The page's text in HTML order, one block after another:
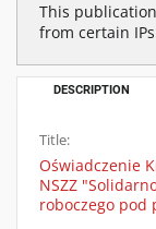
This
from certain
DESCRIPTION
Title:
Oświadczenie
NSZZ
roboczego pod